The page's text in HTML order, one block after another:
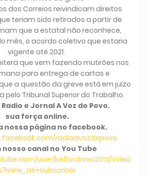
dos Correios reivindicam direitos
teriam sido retirados a partir de
que a estatal não reconhece,
mês, o acordo coletivo que estaria
vigente até 2021.
que vem fazendo mutirões nos
para entrega de cartas e
a questão da greve está em juízo
pelo Tribunal Superior do Trabalho.
e Jornal A Voz do Povo.
sua força online.
nossa página no facebook.
radioavozdopovo
nosso canal no You Tube
user/belfordroxo2013/video